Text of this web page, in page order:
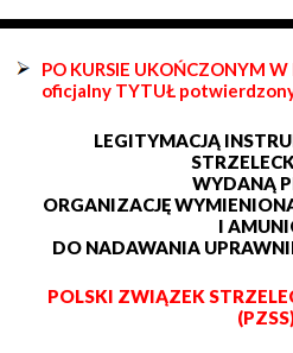
PO KURSIE UKOŃCZONYM
oficjalny TYTUŁ
LEGITYMACJĄ
WYDANĄ
ORGANIZACJĘ
I
DO NADAWANIA
POLSKI ZWIĄZEK